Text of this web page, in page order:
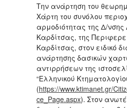
Την ανάρτηση του
Χάρτη του συνόλου
αρμοδιότητας της Δ/
Καρδίτσας, της
Καρδίτσας, στον ειδικό
ανάρτησης δασικών
αντιρρήσεων της
“Ελληνικού
(https://www.ktimanet.gr/
ce_Page.aspx). Στον